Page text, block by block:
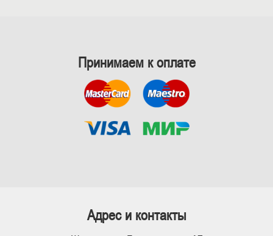
Принимаем к оплате
Адрес и контакты